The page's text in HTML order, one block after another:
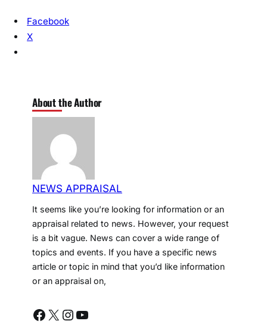
Facebook
X
About the Author
NEWS APPRAISAL
It seems like you’re looking for information or an
appraisal related to news. However, your request
is a bit vague. News can cover a wide range of
topics and events. If you have a specific news
article or topic in mind that you’d like information
or an appraisal on,
Facebook X Instagram YouTube